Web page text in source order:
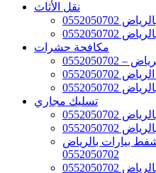
نقل الأثاث
مكافحة حشرات
تسليك مجاري
بيارات بالرياض
0552050702